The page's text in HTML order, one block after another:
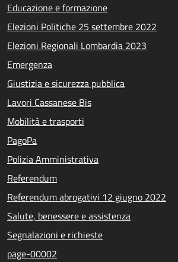
Educazione e formazione
Elezioni Politiche 25 settembre 2022
Elezioni Regionali Lombardia 2023
Emergenza
Giustizia e sicurezza pubblica
Lavori Cassanese Bis
Mobilità e trasporti
PagoPa
Polizia Amministrativa
Referendum
Referendum abrogativi 12 giugno 2022
Salute, benessere e assistenza
Segnalazioni e richieste
page-00002